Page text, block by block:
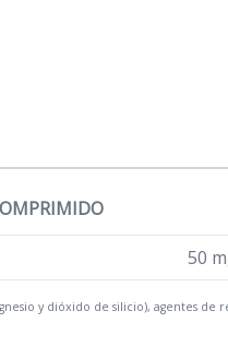
50
y dióxido de silicio), agentes